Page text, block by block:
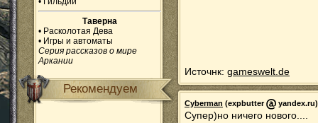
Таверна
• Расколотая Дева
• Игры и автоматы
Серия рассказов о мире
Аркании
Рекомендуем
Источнк: gameswelt.de
Cyberman (expbutter
Супер)но ничего нового....